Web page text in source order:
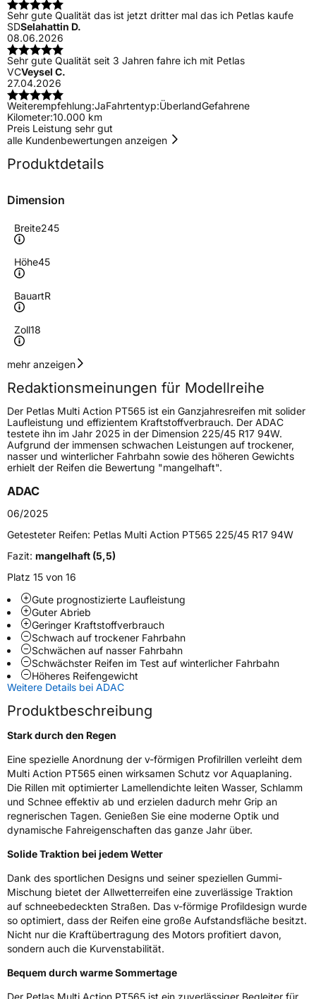
Sehr gute Qualität das ist jetzt dritter mal das ich Petlas kaufe
SDSelahattin D.
08.06.2026
Sehr gute Qualität seit 3 Jahren fahre ich mit Petlas
VCVeysel C.
27.04.2026
Weiterempfehlung:JaFahrtentyp:ÜberlandGefahrene
Kilometer:10.000 km
Preis Leistung sehr gut
alle Kundenbewertungen anzeigen
Produktdetails
Dimension
Breite245
Höhe45
BauartR
Zoll18
Geschwindigkeitsindex
Höchstgeschwindigkeit
270 km/h
Lastindex100
Höchstlast800 kg
Gewicht (in kg)11,18 kg
FahrzeugtypPKW
VerwendungGanzjahresreifen
ModellnameMulti Action PT565
Fahrzeugart
PKW & SUV
Weitere Eigenschaften
SchlauchtypTL
M+SJa
Verstärkt XL
EU Label
EffizienzB
NasshaftungC
Rollgeräusch (Klasse)B
Rollgeräusch (dB)72
Fahrzeugklasse C1
3PMSF / Schneeflockensymbol / Alpine-Symbol
mehr anzeigen
Redaktionsmeinungen für Modellreihe
Der Petlas Multi Action PT565 ist ein Ganzjahresreifen mit solider
Laufleistung und effizientem Kraftstoffverbrauch. Der ADAC
testete ihn im Jahr 2025 in der Dimension 225/45 R17 94W.
Aufgrund der immensen schwachen Leistungen auf trockener,
nasser und winterlicher Fahrbahn sowie des höheren Gewichts
erhielt der Reifen die Bewertung "mangelhaft".
ADAC
06/2025
Getesteter Reifen: Petlas Multi Action PT565 225/45 R17 94W
Fazit: mangelhaft (5,5)
Platz 15 von 16
Gute prognostizierte Laufleistung
Guter Abrieb
Geringer Kraftstoffverbrauch
Schwach auf trockener Fahrbahn
Schwächen auf nasser Fahrbahn
Schwächster Reifen im Test auf winterlicher Fahrbahn
Höheres Reifengewicht
Weitere Details bei ADAC
Produktbeschreibung
Stark durch den Regen
Eine spezielle Anordnung der v-förmigen Profilrillen verleiht dem
Multi Action PT565 einen wirksamen Schutz vor Aquaplaning.
Die Rillen mit optimierter Lamellendichte leiten Wasser, Schlamm
und Schnee effektiv ab und erzielen dadurch mehr Grip an
regnerischen Tagen. Genießen Sie eine moderne Optik und
dynamische Fahreigenschaften das ganze Jahr über.
Solide Traktion bei jedem Wetter
Dank des sportlichen Designs und seiner speziellen Gummi-
Mischung bietet der Allwetterreifen eine zuverlässige Traktion
auf schneebedeckten Straßen. Das v-förmige Profildesign wurde
so optimiert, dass der Reifen eine große Aufstandsfläche besitzt.
Nicht nur die Kraftübertragung des Motors profitiert davon,
sondern auch die Kurvenstabilität.
Bequem durch warme Sommertage